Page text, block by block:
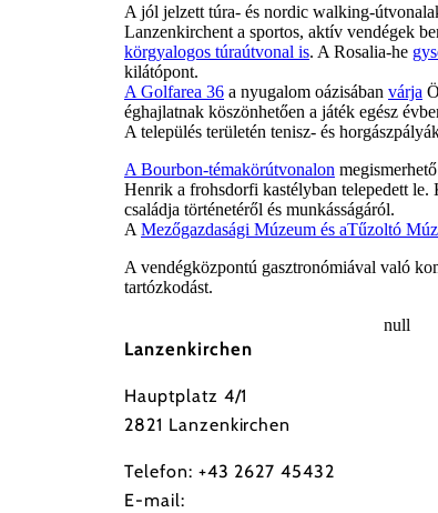
A jól jelzett túra- és nordic walking-
Lanzenkirchent a sportos, aktív vendégek
körgyalogos túraútvonal is. A Rosalia-he
kilátópont.
A Golfarea 36 a nyugalom oázisában várja
éghajlatnak köszönhetően a játék egész
A település területén tenisz- és
A Bourbon-témakörútvonalon
Henrik a frohsdorfi kastélyban telepedett
családja történetéről és munkásságáról.
A Mezőgazdasági Múzeum és aTűzoltó
A vendégközpontú gasztronómiával való
tartózkodást.
Lanzenkirchen
Hauptplatz 4/1
2821 Lanzenkirchen
Telefon: +43 2627 45432
E-mail:
null